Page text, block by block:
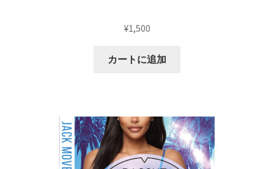
¥1,500
カートに追加